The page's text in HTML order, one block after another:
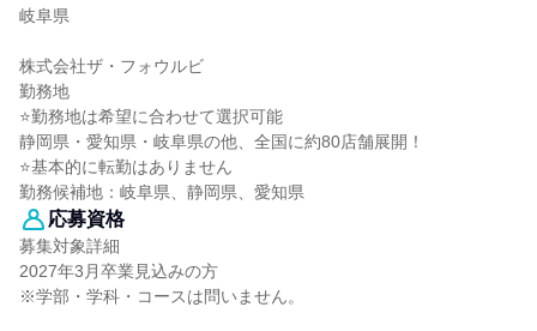
岐阜県
株式会社ザ・フォウルビ
勤務地
⭐勤務地は希望に合わせて選択可能
静岡県・愛知県・岐阜県の他、全国に約80店舗展開！
⭐基本的に転勤はありません
勤務候補地：岐阜県、静岡県、愛知県
応募資格
募集対象詳細
2027年3月卒業見込みの方
※学部・学科・コースは問いません。